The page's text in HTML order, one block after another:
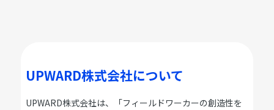
UPWARD株式会社について
UPWARD株式会社は、「フィールドワーカーの創造性を